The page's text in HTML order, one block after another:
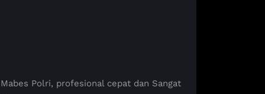
Mabes Polri, profesional cepat dan Sangat